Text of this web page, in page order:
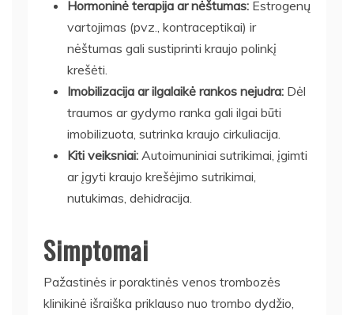
Hormoninė terapija ar nėštumas: Estrogenų
vartojimas (pvz., kontraceptikai) ir
nėštumas gali sustiprinti kraujo polinkį
krešėti.
Imobilizacija ar ilgalaikė rankos nejudra: Dėl
traumos ar gydymo ranka gali ilgai būti
imobilizuota, sutrinka kraujo cirkuliacija.
Kiti veiksniai: Autoimuniniai sutrikimai, įgimti
ar įgyti kraujo krešėjimo sutrikimai,
nutukimas, dehidracija.
Simptomai
Pažastinės ir poraktinės venos trombozės
klinikinė išraiška priklauso nuo trombo dydžio,